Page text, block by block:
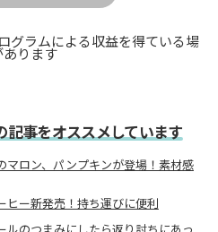
グラムによる収益を得ている場
あります
事をオススメしています
マロン、パンプキンが登場！素材感
ヒー新発売！持ち運びに便利